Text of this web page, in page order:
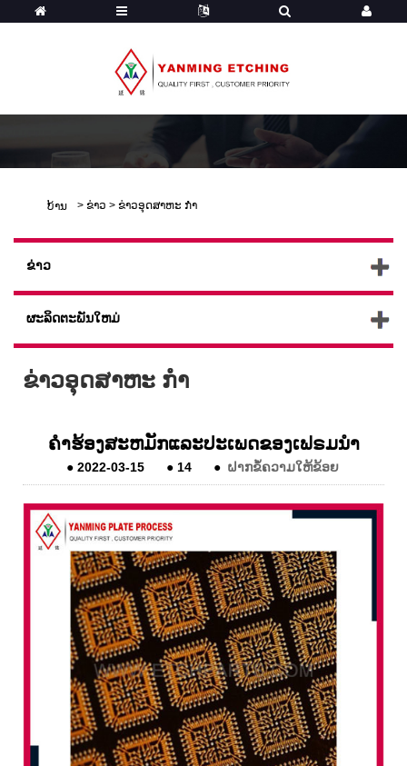
ບ້ານ > ຂ່າວ > ຂ່າວອຸດສາຫະ ກຳ
ຂ່າວ
ຜະລິດຕະພັນໃຫມ່
ຂ່າວອຸດສາຫະ ກຳ
ຄໍາຮ້ອງສະຫມັກແລະປະເພດຂອງເຟຣມນໍາ
● 2022-03-15 ● 14 ● ຝາກຂໍ້ຄວາມໃຫ້ຂ້ອຍ